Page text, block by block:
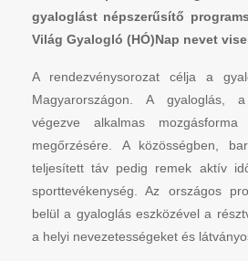
gyaloglást népszerűsítő
Világ Gyalogló (HÓ)Nap nevet
A rendezvénysorozat célja a
Magyarországon. A gyaloglás,
végezve alkalmas
megőrzésére. A közösségben,
teljesített táv pedig remek aktív
sporttevékenység. Az országos
belül a gyaloglás eszközével a
a helyi nevezetességeket és